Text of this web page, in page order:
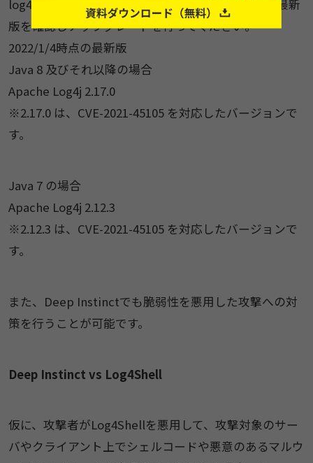
log4j2の最新バージョンは随時更新されています。最新
版を確認しアップグレードを行ってください。
2022/1/4時点の最新版
Java 8 及びそれ以降の場合
Apache Log4j 2.17.0
※2.17.0 は、CVE-2021-45105 を対応したバージョンで
す。
Java 7 の場合
Apache Log4j 2.12.3
※2.12.3 は、CVE-2021-45105 を対応したバージョンで
す。
また、Deep Instinctでも脆弱性を悪用した攻撃への対
策を行うことが可能です。
Deep Instinct vs Log4Shell
仮に、攻撃者がLog4Shellを悪用して、攻撃対象のサー
バやクライアント上でシェルコードや悪意のあるマルウ